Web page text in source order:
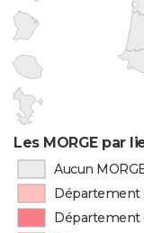
Les MORGE par
Aucun
Département
Département